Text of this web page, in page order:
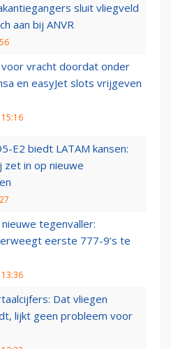
sluit vliegveld
aan bij ANVR
vracht doordat onder
en easyJet slots vrijgeven
E2 biedt LATAM kansen:
zet in op nieuwe
tegenvaller:
eerste 777-9’s te
Dat vliegen
lijkt geen probleem voor